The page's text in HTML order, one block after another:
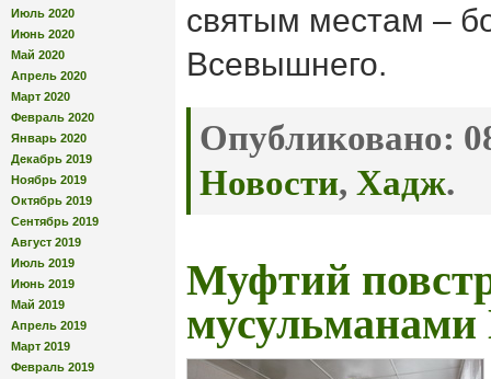
Июль 2020
Июнь 2020
Май 2020
Апрель 2020
Март 2020
Февраль 2020
Январь 2020
Декабрь 2019
Ноябрь 2019
Октябрь 2019
Сентябрь 2019
Август 2019
Июль 2019
Июнь 2019
Май 2019
Апрель 2019
Март 2019
Февраль 2019
святым местам –
Всевышнего.
Опубликовано:
Новости, Хадж.
Муфтий